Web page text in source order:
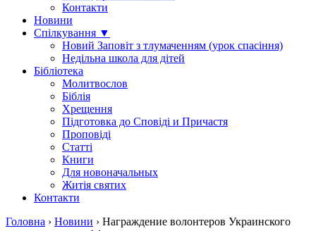
Контакти
Новини
Спілкування ▼
Новий Заповіт з тлумаченням (урок спасіння)
Недільна школа для дітей
Бібліотека
Молитвослов
Біблія
Хрещення
Підготовка до Сповіді и Причастя
Проповіді
Статті
Книги
Для новоначальных
Житія святих
Контакти
Головна › Новини › Награждение волонтеров Украинского